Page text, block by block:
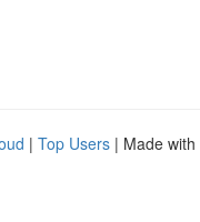
| Top Users | Made with